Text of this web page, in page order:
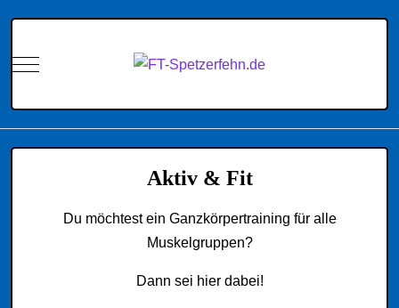
Mobile Menu Toggle
Aktiv & Fit
Du möchtest ein Ganzkörpertraining für alle
Muskelgruppen?
Dann sei hier dabei!